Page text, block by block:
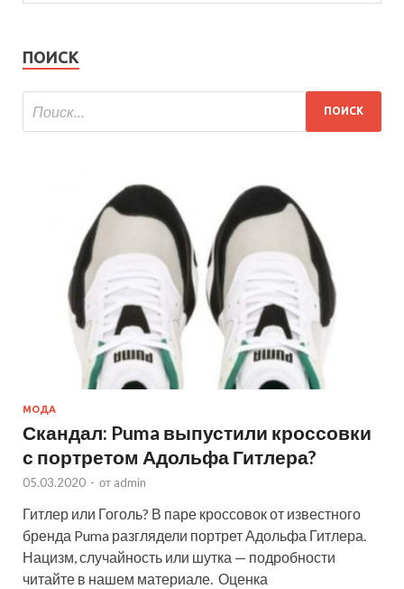
ПОИСК
МОДА
Скандал: Puma выпустили кроссовки
с портретом Адольфа Гитлера?
05.03.2020 - от admin
Гитлер или Гоголь? В паре кроссовок от известного
бренда Puma разглядели портрет Адольфа Гитлера.
Нацизм, случайность или шутка — подробности
читайте в нашем материале. Оценка